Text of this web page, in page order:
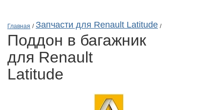
Главная / Запчасти для Renault Latitude /
поддон в багажник
для Renault
Latitude